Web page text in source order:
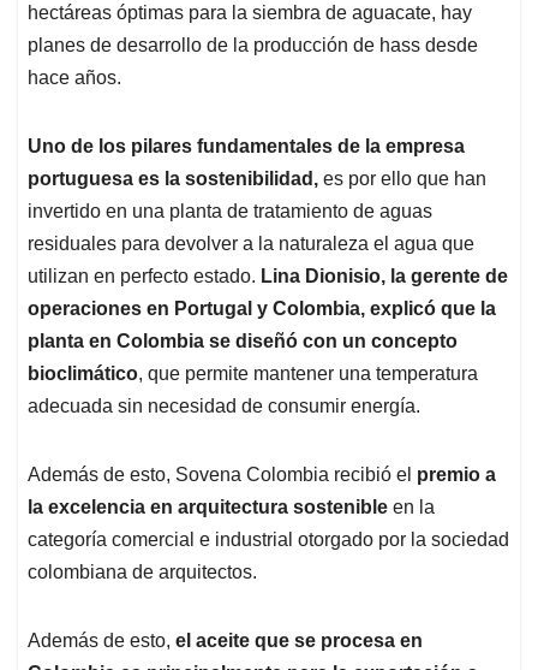
hectáreas óptimas para la siembra de aguacate, hay
planes de desarrollo de la producción de hass desde
hace años.
Uno de los pilares fundamentales de la empresa
portuguesa es la sostenibilidad, es por ello que han
invertido en una planta de tratamiento de aguas
residuales para devolver a la naturaleza el agua que
utilizan en perfecto estado. Lina Dionisio, la gerente de
operaciones en Portugal y Colombia, explicó que la
planta en Colombia se diseñó con un concepto
bioclimático, que permite mantener una temperatura
adecuada sin necesidad de consumir energía.
Además de esto, Sovena Colombia recibió el premio a
la excelencia en arquitectura sostenible en la
categoría comercial e industrial otorgado por la sociedad
colombiana de arquitectos.
Además de esto, el aceite que se procesa en